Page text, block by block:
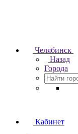
Челябинск
Назад
Города
Кабинет